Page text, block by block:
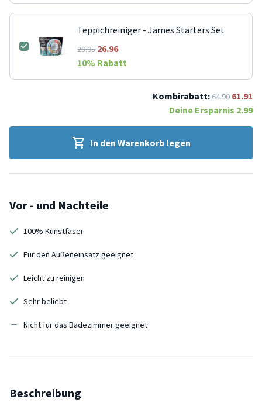
Teppichreiniger - James Starters Set
29.9526.96
10% Rabatt
Kombirabatt:64.90 61.91
Deine Ersparnis 2.99
In den Warenkorb legen
Vor - und Nachteile
100% Kunstfaser
Für den Außeneinsatz geeignet
Leicht zu reinigen
Sehr beliebt
Nicht für das Badezimmer geeignet
Beschreibung